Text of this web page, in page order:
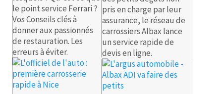
le point service Ferrari ?
Vos Conseils clés à
donner aux passionnés
de restauration. Les
erreurs à éviter.
pris en charge par leur
assurance, le réseau de
carrossiers Albax lance
un service rapide de
devis en ligne.